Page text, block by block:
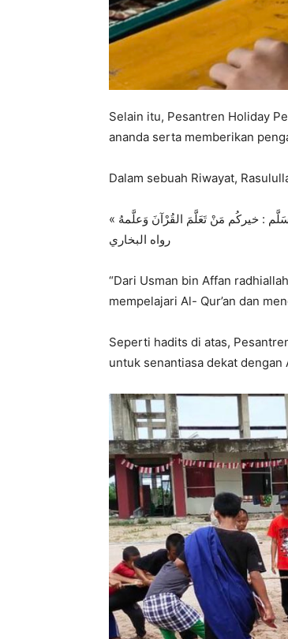
Selain itu, Pesantren Holiday
ananda serta memberikan
Dalam sebuah Riwayat,
: خيركُم مَنْ تَعَلَّمَ القُرْآنَ وَعلَّمهُ »
رواه البخاري
“Dari Usman bin Affan
mempelajari Al- Qur’an dan
Seperti hadits di atas,
untuk senantiasa dekat dengan